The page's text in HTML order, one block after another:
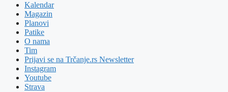
Kalendar
Magazin
Planovi
Patike
O nama
Tim
Prijavi se na Trčanje.rs Newsletter
Instagram
Youtube
Strava